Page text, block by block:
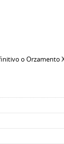
o Orzamento